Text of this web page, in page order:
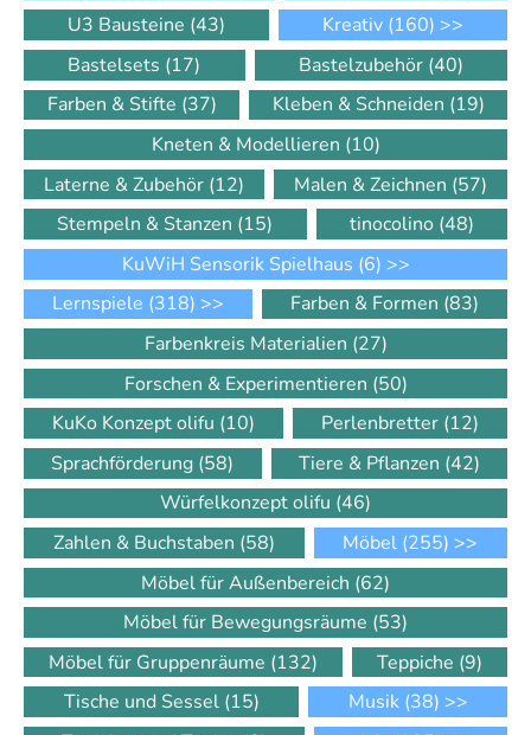
U3 Bausteine (43) Kreativ (160) >>
Bastelsets (17) Bastelzubehör (40)
Farben & Stifte (37) Kleben & Schneiden (19)
Kneten & Modellieren (10)
Laterne & Zubehör (12) Malen & Zeichnen (57)
Stempeln & Stanzen (15) tinocolino (48)
KuWiH Sensorik Spielhaus (6) >>
Lernspiele (318) >> Farben & Formen (83)
Farbenkreis Materialien (27)
Forschen & Experimentieren (50)
KuKo Konzept olifu (10) Perlenbretter (12)
Sprachförderung (58) Tiere & Pflanzen (42)
Würfelkonzept olifu (46)
Zahlen & Buchstaben (58) Möbel (255) >>
Möbel für Außenbereich (62)
Möbel für Bewegungsräume (53)
Möbel für Gruppenräume (132) Teppiche (9)
Tische und Sessel (15) Musik (38) >>